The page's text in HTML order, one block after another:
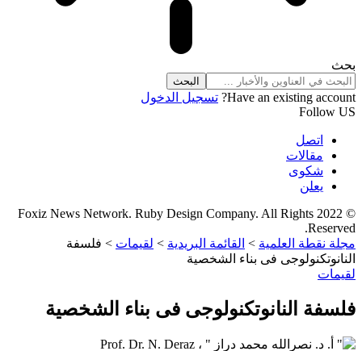
بحث
Have an existing account?
تسجيل الدخول
Follow US
اتصل
مقالات
شكوى
يعلن
© 2022 Foxiz News Network. Ruby Design Company. All Rights
Reserved.
مجلة نقطة العلمية > القائمة البريدية > لقيمات > فلسفة
النانوتكنولوجى فى بناء الشخصية
لقيمات
فلسفة النانوتكنولوجى فى بناء الشخصية